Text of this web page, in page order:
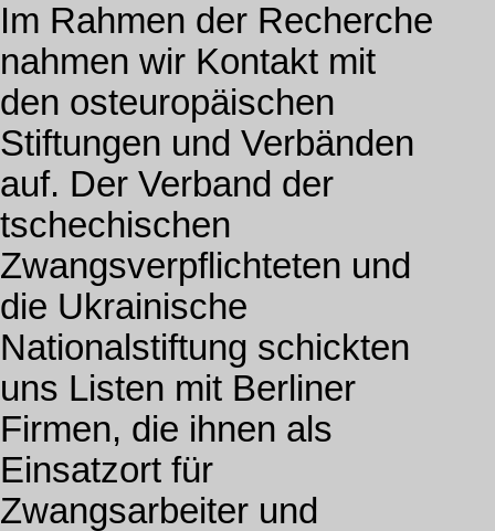
Im Rahmen der Recherche
nahmen wir Kontakt mit
den osteuropäischen
Stiftungen und Verbänden
auf. Der Verband der
tschechischen
Zwangsverpflichteten und
die Ukrainische
Nationalstiftung schickten
uns Listen mit Berliner
Firmen, die ihnen als
Einsatzort für
Zwangsarbeiter und